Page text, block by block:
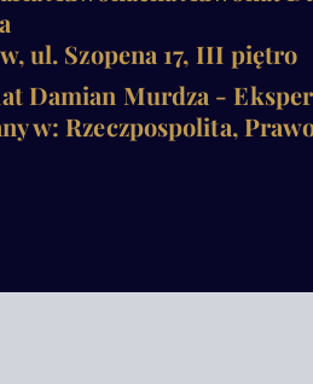
ul. Szopena 17, III piętro
Damian Murdza -
w: Rzeczpospolita,